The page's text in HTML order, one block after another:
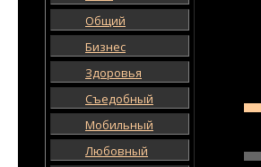
Общий
Бизнес
Здоровья
Съедобный
Мобильный
Любовный